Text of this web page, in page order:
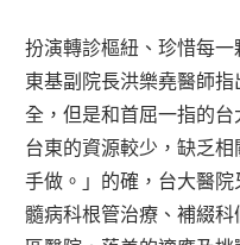
扮演轉診樞紐、珍惜每
東基副院長洪樂堯醫師
全，但是和首屈一指的
台東的資源較少，缺乏
手做。」的確，台大醫
髓病科根管治療、補綴